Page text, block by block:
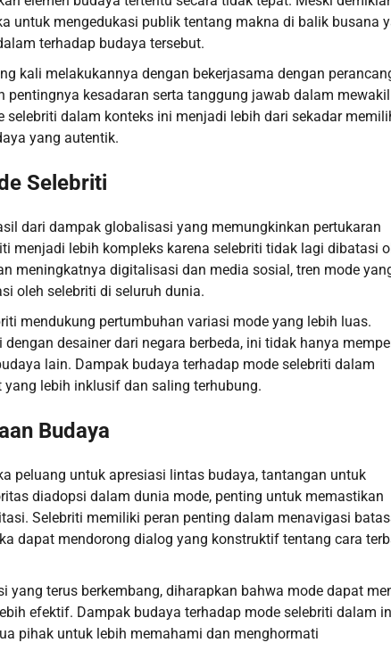
untuk mengedukasi publik tentang makna di balik busana
terhadap budaya tersebut.
kali melakukannya dengan bekerjasama dengan
kesadaran serta tanggung jawab dalam
dalam konteks ini menjadi lebih dari sekadar
yang autentik.
Selebriti
dari dampak globalisasi yang memungkinkan pertukaran
menjadi lebih kompleks karena selebriti tidak lagi dibatasi
meningkatnya digitalisasi dan media sosial, tren mode
oleh selebriti di seluruh dunia.
mendukung pertumbuhan variasi mode yang lebih luas.
desainer dari negara berbeda, ini tidak hanya
lain. Dampak budaya terhadap mode selebriti dalam
lebih inklusif dan saling terhubung.
Budaya
peluang untuk apresiasi lintas budaya, tantangan untuk
diadopsi dalam dunia mode, penting untuk memastikan
Selebriti memiliki peran penting dalam menavigasi
dapat mendorong dialog yang konstruktif tentang cara
terus berkembang, diharapkan bahwa mode dapat
efektif. Dampak budaya terhadap mode selebriti dalam
pihak untuk lebih memahami dan menghormati